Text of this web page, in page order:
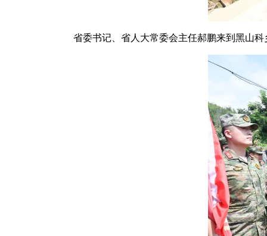
省委书记、省人大常委会主任郝鹏来到黑山科